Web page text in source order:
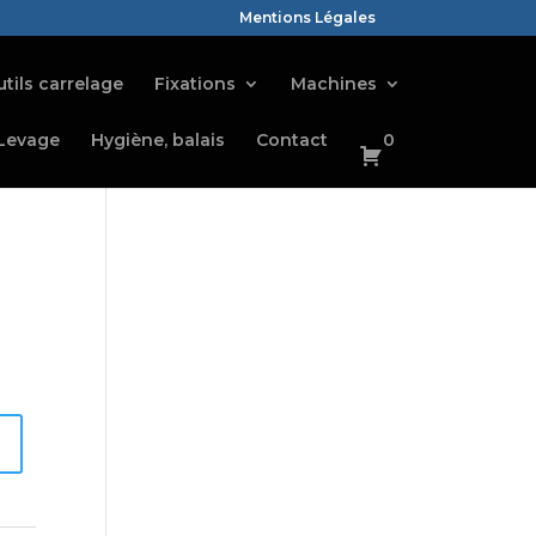
Mentions Légales
carrelage Fixations Machines
Hygiène, balais Contact 0